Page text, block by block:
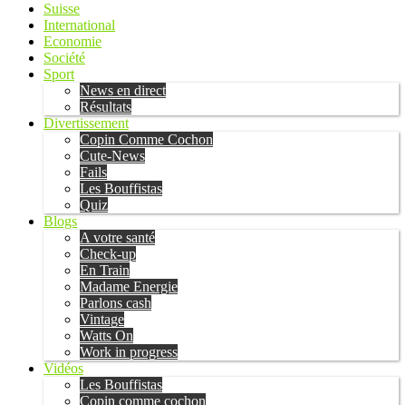
Suisse
International
Economie
Société
Sport
News en direct
Résultats
Divertissement
Copin Comme Cochon
Cute-News
Fails
Les Bouffistas
Quiz
Blogs
A votre santé
Check-up
En Train
Madame Energie
Parlons cash
Vintage
Watts On
Work in progress
Vidéos
Les Bouffistas
Copin comme cochon